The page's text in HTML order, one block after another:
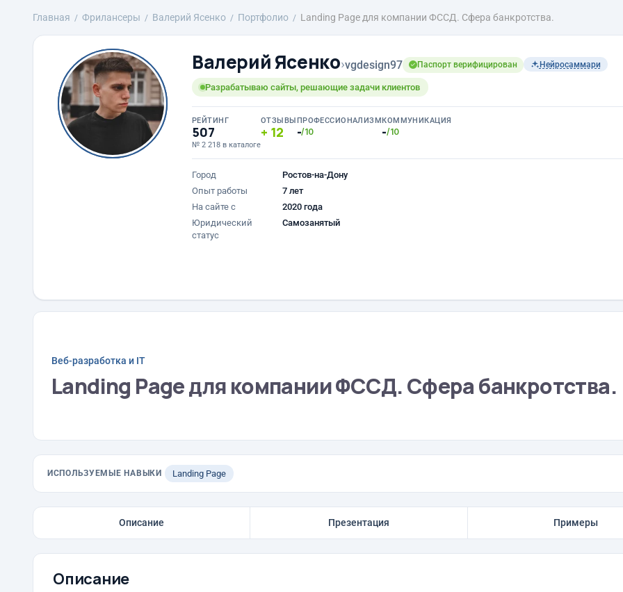
Главная Фрилансеры Валерий Ясенко Портфолио Landing Page для компании ФССД. Сфера банкротства.
Валерий Ясенко›vgdesign97 Паспорт верифицирован Нейросаммари
Разрабатываю сайты, решающие задачи клиентов
РЕЙТИНГ
507
№ 2 218 в каталоге
ОТЗЫВЫ
12
ПРОФЕССИОНАЛИЗМ
-/10
КОММУНИКАЦИЯ
-/10
Город
Ростов-на-Дону
Опыт работы
7 лет
На сайте с
2020 года
Юридический
статус
Самозанятый
Веб-разработка и IT
Landing Page для компании ФССД. Сфера банкротства.
ИСПОЛЬЗУЕМЫЕ НАВЫКИ Landing Page
Описание Презентация Примеры
Описание